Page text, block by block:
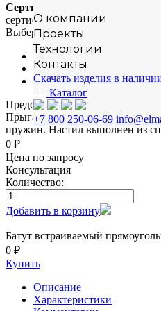
О компании
Проекты
Технологии
Контакты
Скачать изделия в
Каталог
+7 800 250-06-69
Сертификация
сертифицировано
Выберите способ монтажа
на бетонную плиту
в грунт
-
Представляет собой сборную
Прыгательная поверхность
пружин. Настил выполнен из
0 ₽
Цена по запросу
Консультация
Количество:
Добавить в корзину
Батут встраиваемый
0 ₽
Купить
Описание
Характеристики